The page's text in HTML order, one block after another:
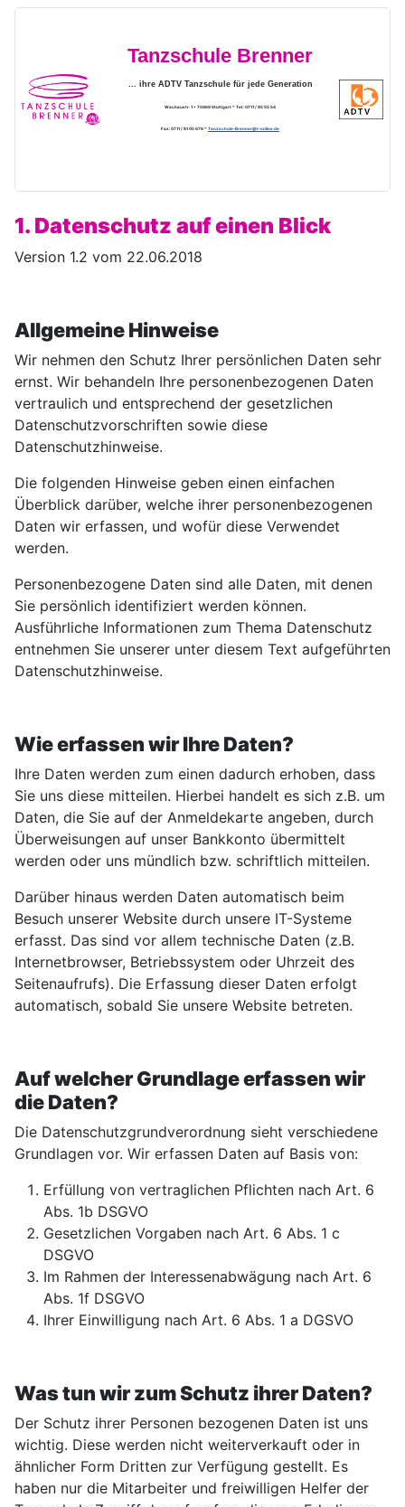
Tanzschule Brenner
... ihre ADTV Tanzschule für jede Generation
Wachaustr. 1 * 70469 Stuttgart * Tel.: 0711 / 85 55 54
Fax: 0711 / 81 05 676 * Tanzschule-Brenner@t-online.de
1. Datenschutz auf einen Blick
Version 1.2 vom 22.06.2018
Allgemeine Hinweise
Wir nehmen den Schutz Ihrer persönlichen Daten sehr
ernst. Wir behandeln Ihre personenbezogenen Daten
vertraulich und entsprechend der gesetzlichen
Datenschutzvorschriften sowie diese
Datenschutzhinweise.
Die folgenden Hinweise geben einen einfachen
Überblick darüber, welche ihrer personenbezogenen
Daten wir erfassen, und wofür diese Verwendet
werden.
Personenbezogene Daten sind alle Daten, mit denen
Sie persönlich identifiziert werden können.
Ausführliche Informationen zum Thema Datenschutz
entnehmen Sie unserer unter diesem Text aufgeführten
Datenschutzhinweise.
Wie erfassen wir Ihre Daten?
Ihre Daten werden zum einen dadurch erhoben, dass
Sie uns diese mitteilen. Hierbei handelt es sich z.B. um
Daten, die Sie auf der Anmeldekarte angeben, durch
Überweisungen auf unser Bankkonto übermittelt
werden oder uns mündlich bzw. schriftlich mitteilen.
Darüber hinaus werden Daten automatisch beim
Besuch unserer Website durch unsere IT-Systeme
erfasst. Das sind vor allem technische Daten (z.B.
Internetbrowser, Betriebssystem oder Uhrzeit des
Seitenaufrufs). Die Erfassung dieser Daten erfolgt
automatisch, sobald Sie unsere Website betreten.
Auf welcher Grundlage erfassen wir
die Daten?
Die Datenschutzgrundverordnung sieht verschiedene
Grundlagen vor. Wir erfassen Daten auf Basis von:
Erfüllung von vertraglichen Pflichten nach Art. 6
Abs. 1b DSGVO
Gesetzlichen Vorgaben nach Art. 6 Abs. 1 c
DSGVO
Im Rahmen der Interessenabwägung nach Art. 6
Abs. 1f DSGVO
Ihrer Einwilligung nach Art. 6 Abs. 1 a DGSVO
Was tun wir zum Schutz ihrer Daten?
Der Schutz ihrer Personen bezogenen Daten ist uns
wichtig. Diese werden nicht weiterverkauft oder in
ähnlicher Form Dritten zur Verfügung gestellt. Es
haben nur die Mitarbeiter und freiwilligen Helfer der